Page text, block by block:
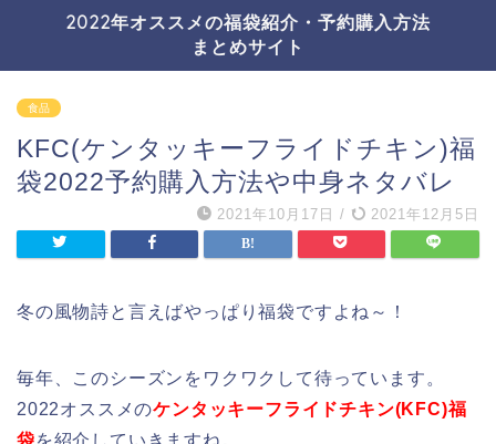
2022年オススメの福袋紹介・予約購入方法
まとめサイト
食品
KFC(ケンタッキーフライドチキン)福
袋2022予約購入方法や中身ネタバレ
2021年10月17日 / 2021年12月5日
冬の風物詩と言えばやっぱり福袋ですよね～！
毎年、このシーズンをワクワクして待っています。
2022オススメのケンタッキーフライドチキン(KFC)福
袋を紹介していきますね。